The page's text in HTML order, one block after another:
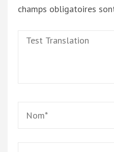
champs obligatoires
Test